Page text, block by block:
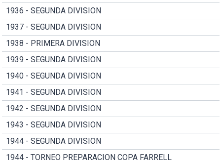
1936 - SEGUNDA DIVISION
1937 - SEGUNDA DIVISION
1938 - PRIMERA DIVISION
1939 - SEGUNDA DIVISION
1940 - SEGUNDA DIVISION
1941 - SEGUNDA DIVISION
1942 - SEGUNDA DIVISION
1943 - SEGUNDA DIVISION
1944 - SEGUNDA DIVISION
1944 - TORNEO PREPARACION COPA FARRELL